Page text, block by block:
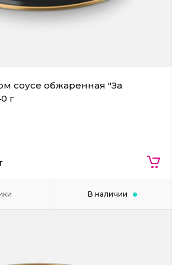
соусе обжаренная "За
г
В наличии